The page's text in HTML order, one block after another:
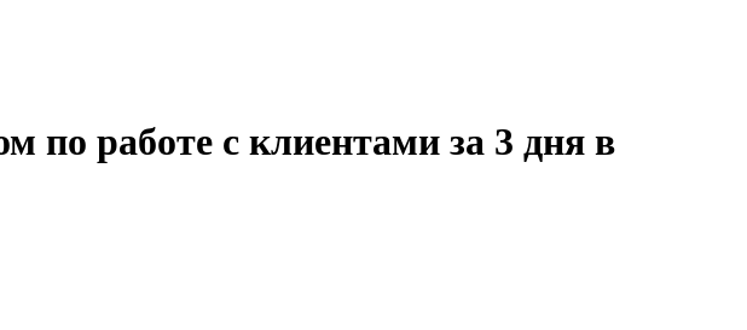
по работе с клиентами за 3 дня в